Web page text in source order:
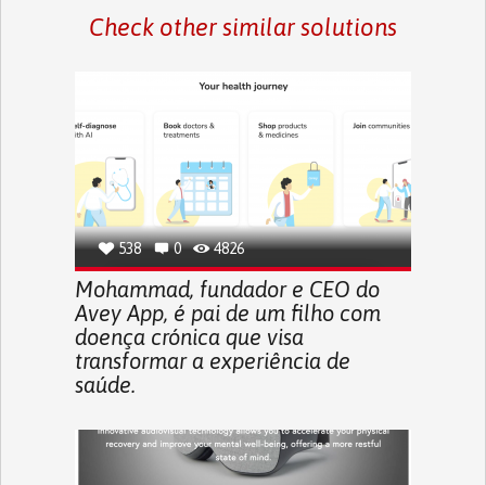
Check other similar solutions
538 0 4826
Mohammad, fundador e CEO do
Avey App, é pai de um filho com
doença crónica que visa
transformar a experiência de
saúde.